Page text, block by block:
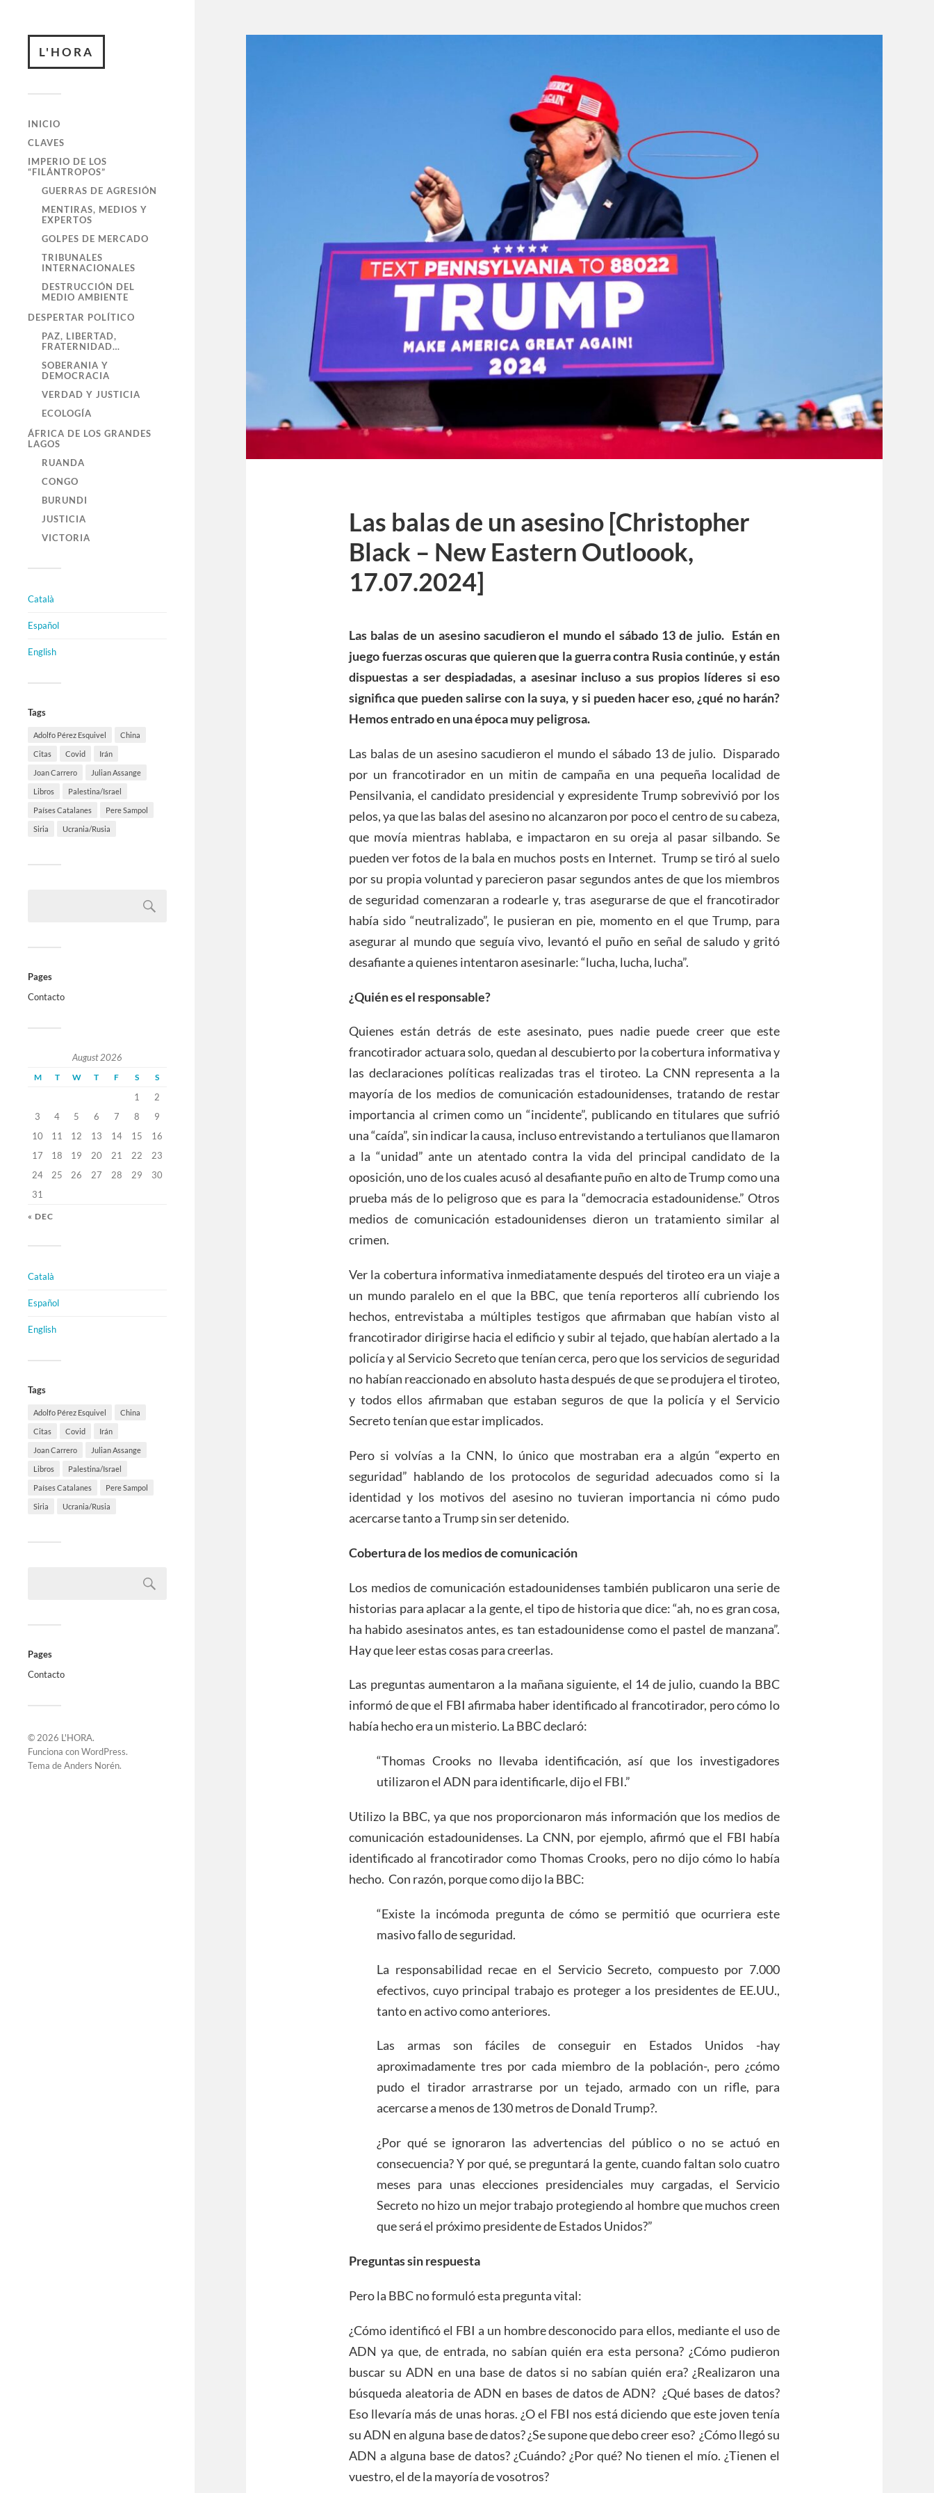
L'HORA
INICIO
CLAVES
IMPERIO DE LOS
“FILÁNTROPOS”
GUERRAS DE AGRESIÓN
MENTIRAS, MEDIOS Y
EXPERTOS
GOLPES DE MERCADO
TRIBUNALES
INTERNACIONALES
DESTRUCCIÓN DEL
MEDIO AMBIENTE
DESPERTAR POLÍTICO
PAZ, LIBERTAD,
FRATERNIDAD…
SOBERANIA Y
DEMOCRACIA
VERDAD Y JUSTICIA
ECOLOGÍA
ÁFRICA DE LOS GRANDES
LAGOS
RUANDA
CONGO
BURUNDI
JUSTICIA
VICTORIA
Català
Español
English
Tags
Adolfo Pérez Esquivel China
Citas Covid Irán
Joan Carrero Julian Assange
Libros Palestina/Israel
Países Catalanes Pere Sampol
Siria Ucrania/Rusia
Pages
Contacto
August 2026
M T W T F S S
1
2
3
4 5 6 7 8
9
10
11 12 13 14 15
16
17
18 19 20 21 22
23
24
25 26 27 28 29
30
31
« DEC
Català
Español
English
Tags
Adolfo Pérez Esquivel China
Citas Covid Irán
Joan Carrero Julian Assange
Libros Palestina/Israel
Países Catalanes Pere Sampol
Siria Ucrania/Rusia
Pages
Contacto
© 2026 L'HORA.
Funciona conWordPress.
Tema deAnders Norén.
Las balas de un asesino [Christopher
Black – New Eastern Outloook,
17.07.2024]
Las balas de un asesino sacudieron el mundo el sábado 13 de julio. Están en
juego fuerzas oscuras que quieren que la guerra contra Rusia continúe, y están
dispuestas a ser despiadadas, a asesinar incluso a sus propios líderes si eso
significa que pueden salirse con la suya, y si pueden hacer eso, ¿qué no harán?
Hemos entrado en una época muy peligrosa.
Las balas de un asesino sacudieron el mundo el sábado 13 de julio. Disparado
por un francotirador en un mitin de campaña en una pequeña localidad de
Pensilvania, el candidato presidencial y expresidente Trump sobrevivió por los
pelos, ya que las balas del asesino no alcanzaron por poco el centro de su cabeza,
que movía mientras hablaba, e impactaron en su oreja al pasar silbando. Se
pueden ver fotos de la bala en muchos posts en Internet. Trump se tiró al suelo
por su propia voluntad y parecieron pasar segundos antes de que los miembros
de seguridad comenzaran a rodearle y, tras asegurarse de que el francotirador
había sido “neutralizado”, le pusieran en pie, momento en el que Trump, para
asegurar al mundo que seguía vivo, levantó el puño en señal de saludo y gritó
desafiante a quienes intentaron asesinarle: “lucha, lucha, lucha”.
¿Quién es el responsable?
Quienes están detrás de este asesinato, pues nadie puede creer que este
francotirador actuara solo, quedan al descubierto por la cobertura informativa y
las declaraciones políticas realizadas tras el tiroteo. La CNN representa a la
mayoría de los medios de comunicación estadounidenses, tratando de restar
importancia al crimen como un “incidente”, publicando en titulares que sufrió
una “caída”, sin indicar la causa, incluso entrevistando a tertulianos que llamaron
a la “unidad” ante un atentado contra la vida del principal candidato de la
oposición, uno de los cuales acusó al desafiante puño en alto de Trump como una
prueba más de lo peligroso que es para la “democracia estadounidense.” Otros
medios de comunicación estadounidenses dieron un tratamiento similar al
crimen.
Ver la cobertura informativa inmediatamente después del tiroteo era un viaje a
un mundo paralelo en el que la BBC, que tenía reporteros allí cubriendo los
hechos, entrevistaba a múltiples testigos que afirmaban que habían visto al
francotirador dirigirse hacia el edificio y subir al tejado, que habían alertado a la
policía y al Servicio Secreto que tenían cerca, pero que los servicios de seguridad
no habían reaccionado en absoluto hasta después de que se produjera el tiroteo,
y todos ellos afirmaban que estaban seguros de que la policía y el Servicio
Secreto tenían que estar implicados.
Pero si volvías a la CNN, lo único que mostraban era a algún “experto en
seguridad” hablando de los protocolos de seguridad adecuados como si la
identidad y los motivos del asesino no tuvieran importancia ni cómo pudo
acercarse tanto a Trump sin ser detenido.
Cobertura de los medios de comunicación
Los medios de comunicación estadounidenses también publicaron una serie de
historias para aplacar a la gente, el tipo de historia que dice: “ah, no es gran cosa,
ha habido asesinatos antes, es tan estadounidense como el pastel de manzana”.
Hay que leer estas cosas para creerlas.
Las preguntas aumentaron a la mañana siguiente, el 14 de julio, cuando la BBC
informó de que el FBI afirmaba haber identificado al francotirador, pero cómo lo
había hecho era un misterio. La BBC declaró:
“Thomas Crooks no llevaba identificación, así que los investigadores
utilizaron el ADN para identificarle, dijo el FBI.”
Utilizo la BBC, ya que nos proporcionaron más información que los medios de
comunicación estadounidenses. La CNN, por ejemplo, afirmó que el FBI había
identificado al francotirador como Thomas Crooks, pero no dijo cómo lo había
hecho. Con razón, porque como dijo la BBC:
“Existe la incómoda pregunta de cómo se permitió que ocurriera este
masivo fallo de seguridad.
La responsabilidad recae en el Servicio Secreto, compuesto por 7.000
efectivos, cuyo principal trabajo es proteger a los presidentes de EE.UU.,
tanto en activo como anteriores.
Las armas son fáciles de conseguir en Estados Unidos -hay
aproximadamente tres por cada miembro de la población-, pero ¿cómo
pudo el tirador arrastrarse por un tejado, armado con un rifle, para
acercarse a menos de 130 metros de Donald Trump?.
¿Por qué se ignoraron las advertencias del público o no se actuó en
consecuencia? Y por qué, se preguntará la gente, cuando faltan solo cuatro
meses para unas elecciones presidenciales muy cargadas, el Servicio
Secreto no hizo un mejor trabajo protegiendo al hombre que muchos creen
que será el próximo presidente de Estados Unidos?”
Preguntas sin respuesta
Pero la BBC no formuló esta pregunta vital:
¿Cómo identificó el FBI a un hombre desconocido para ellos, mediante el uso de
ADN ya que, de entrada, no sabían quién era esta persona? ¿Cómo pudieron
buscar su ADN en una base de datos si no sabían quién era? ¿Realizaron una
búsqueda aleatoria de ADN en bases de datos de ADN? ¿Qué bases de datos?
Eso llevaría más de unas horas. ¿O el FBI nos está diciendo que este joven tenía
su ADN en alguna base de datos? ¿Se supone que debo creer eso? ¿Cómo llegó su
ADN a alguna base de datos? ¿Cuándo? ¿Por qué? No tienen el mío. ¿Tienen el
vuestro, el de la mayoría de vosotros?